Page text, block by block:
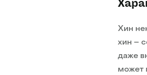
Хин
хин –
даже
может